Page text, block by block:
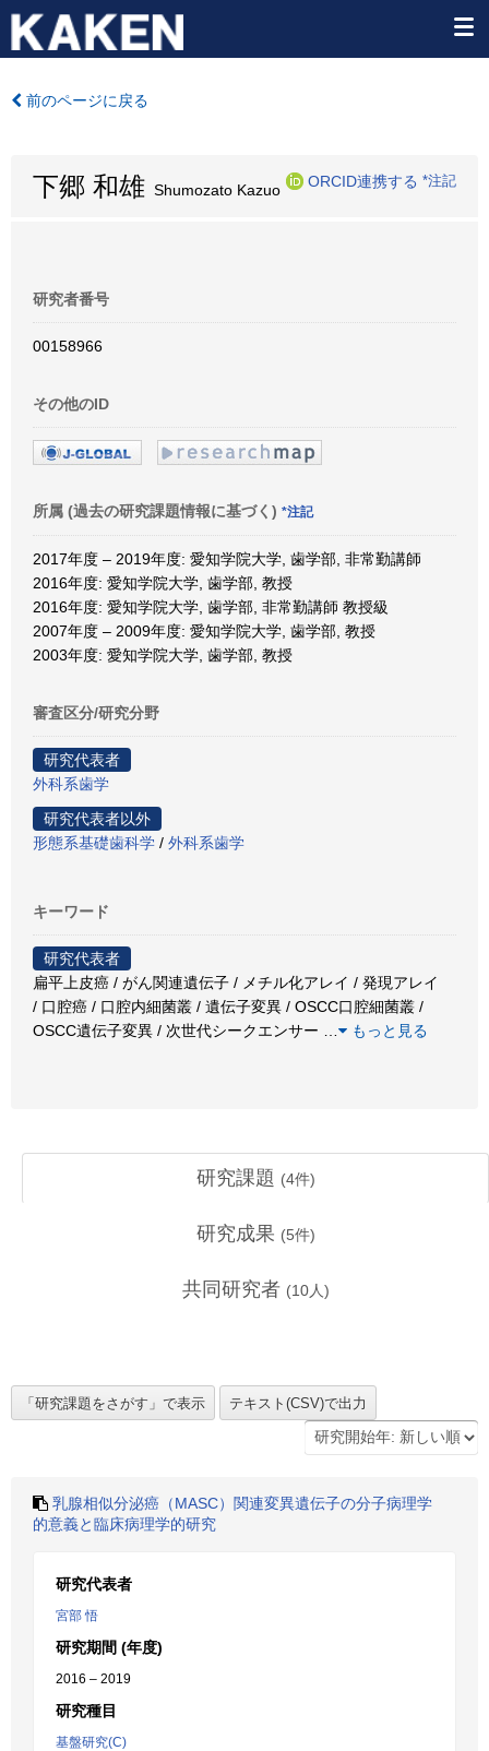
前のページに戻る
下郷 和雄 Shumozato Kazuo
ORCID連携する *注記
研究者番号
00158966
その他のID
所属 (過去の研究課題情報に基づく) *注記
2017年度 – 2019年度: 愛知学院大学, 歯学部, 非常勤講師
2016年度: 愛知学院大学, 歯学部, 教授
2016年度: 愛知学院大学, 歯学部, 非常勤講師 教授級
2007年度 – 2009年度: 愛知学院大学, 歯学部, 教授
2003年度: 愛知学院大学, 歯学部, 教授
審査区分/研究分野
研究代表者
外科系歯学
研究代表者以外
形態系基礎歯科学 / 外科系歯学
キーワード
研究代表者
扁平上皮癌 / がん関連遺伝子 / メチル化アレイ / 発現アレイ
/ 口腔癌 / 口腔内細菌叢 / 遺伝子変異 / OSCC口腔細菌叢 /
OSCC遺伝子変異 / 次世代シークエンサー
もっと見る
研究課題 (4件)
研究成果 (5件)
共同研究者 (10人)
乳腺相似分泌癌（MASC）関連変異遺伝子の分子病理学
的意義と臨床病理学的研究
研究代表者
宮部 悟
研究期間 (年度)
2016 – 2019
研究種目
基盤研究(C)